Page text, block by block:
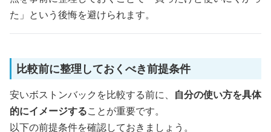
た」という後悔を避けられます。
比較前に整理しておくべき前提条件
安いボストンバックを比較する前に、 自分の使い方を具体
的にイメージすることが重要です。
以下の前提条件を確認しておきましょう。